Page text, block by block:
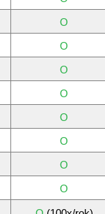
O
O
O
O
O
O
O
O